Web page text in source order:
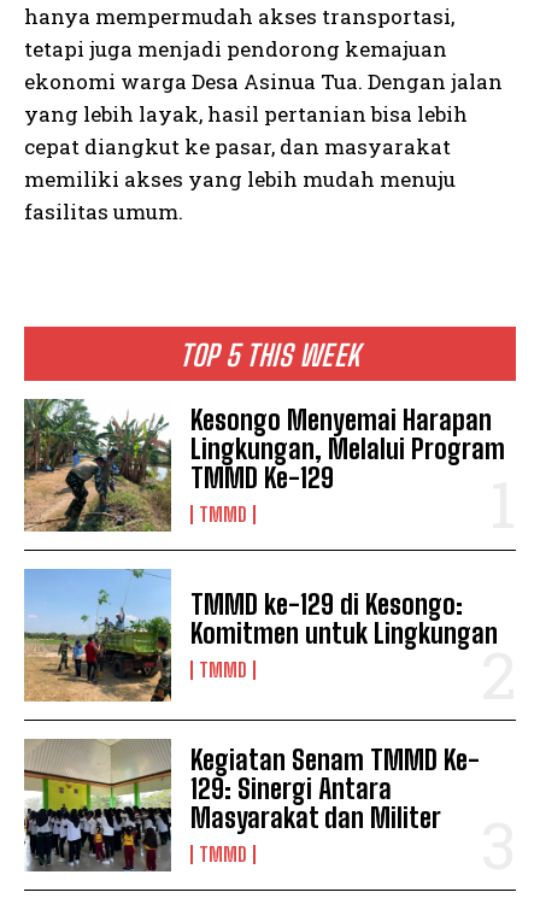
TOP 5 THIS WEEK
Kesongo Menyemai Harapan
Lingkungan, Melalui Program
TMMD Ke-129
TMMD
TMMD ke-129 di Kesongo:
Komitmen untuk Lingkungan
TMMD
Kegiatan Senam TMMD Ke-
129: Sinergi Antara
Masyarakat dan Militer
TMMD
hanya mempermudah akses transportasi,
tetapi juga menjadi pendorong kemajuan
ekonomi warga Desa Asinua Tua. Dengan jalan
yang lebih layak, hasil pertanian bisa lebih
cepat diangkut ke pasar, dan masyarakat
memiliki akses yang lebih mudah menuju
fasilitas umum.